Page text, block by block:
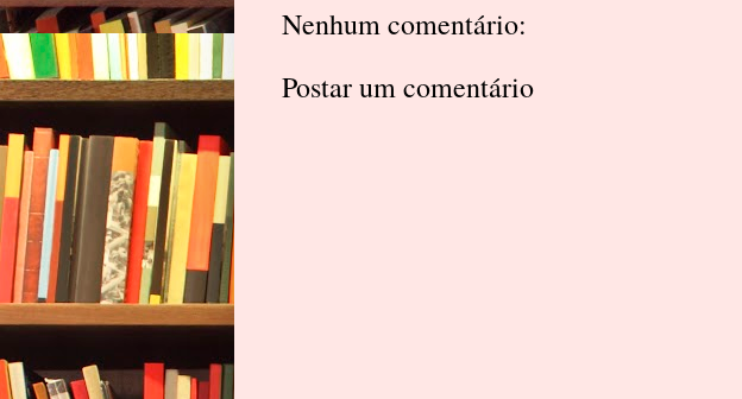
Nenhum comentário:
Postar um comentário